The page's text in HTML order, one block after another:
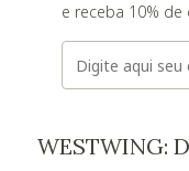
e receba 10%
E-mail
WESTWING: